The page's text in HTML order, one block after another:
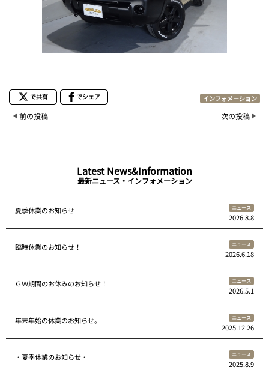
で共有 でシェア インフォメーション
前の投稿 次の投稿
Latest News&Information
最新ニュース・インフォメーション
夏季休業のお知らせ ニュース
2026.8.8
臨時休業のお知らせ！ ニュース
2026.6.18
ＧＷ期間のお休みのお知らせ！ ニュース
2026.5.1
年末年始の休業のお知らせ。 ニュース
2025.12.26
・夏季休業のお知らせ・ ニュース
2025.8.9